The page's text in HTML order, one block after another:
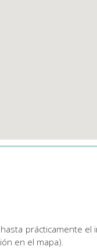
hasta prácticamente el
en el mapa).